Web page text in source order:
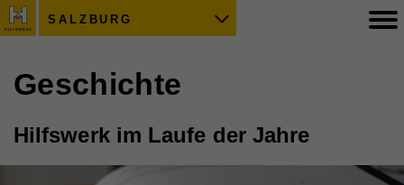
SALZBURG
Geschichte
Hilfswerk im Laufe der Jahre